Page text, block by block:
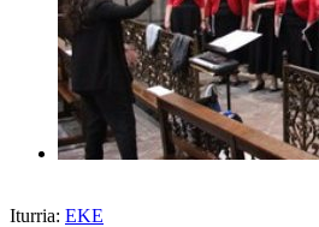
Iturria: EKE